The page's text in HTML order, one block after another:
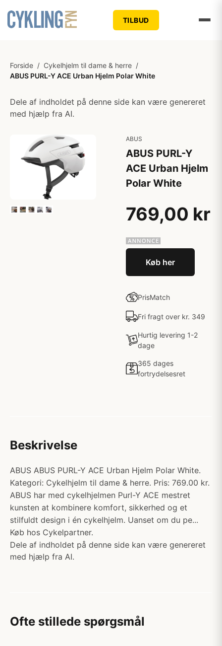
TILBUD
Forside / Cykelhjelm til dame & herre /
ABUS PURL-Y ACE Urban Hjelm Polar White
Dele af indholdet på denne side kan være genereret
med hjælp fra AI.
ABUS
ABUS PURL-Y
ACE Urban Hjelm
Polar White
769,00 kr
Køb her
PrisMatch
Fri fragt over kr. 349
Hurtig levering 1-2
dage
365 dages
fortrydelsesret
Beskrivelse
ABUS ABUS PURL-Y ACE Urban Hjelm Polar White.
Kategori: Cykelhjelm til dame & herre. Pris: 769.00 kr.
ABUS har med cykelhjelmen Purl-Y ACE mestret
kunsten at kombinere komfort, sikkerhed og et
stilfuldt design i én cykelhjelm. Uanset om du pe...
Køb hos Cykelpartner.
Dele af indholdet på denne side kan være genereret
med hjælp fra AI.
Ofte stillede spørgsmål